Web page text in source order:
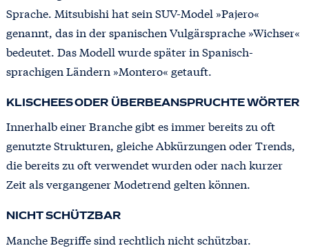
Sprache. Mitsubishi hat sein SUV-Model »Pajero«
genannt, das in der spanischen Vulgärsprache »Wichser«
bedeutet. Das Modell wurde später in Spanisch-
sprachigen Ländern »Montero« getauft.
KLISCHEES ODER ÜBERBEANSPRUCHTE WÖRTER
Innerhalb einer Branche gibt es immer bereits zu oft
genutzte Strukturen, gleiche Abkürzungen oder Trends,
die bereits zu oft verwendet wurden oder nach kurzer
Zeit als vergangener Modetrend gelten können.
NICHT SCHÜTZBAR
Manche Begriffe sind rechtlich nicht schützbar.